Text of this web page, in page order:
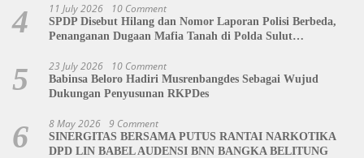
4 11 July 2026 10 Comment
SPDP Disebut Hilang dan Nomor Laporan Polisi Berbeda,
Penanganan Dugaan Mafia Tanah di Polda Sulut
5 23 July 2026 10 Comment
Babinsa Beloro Hadiri Musrenbangdes Sebagai Wujud
Dukungan Penyusunan RKPDes
6 8 May 2026 9 Comment
SINERGITAS BERSAMA PUTUS RANTAI NARKOTIKA
DPD LIN BABEL AUDENSI BNN BANGKA BELITUNG